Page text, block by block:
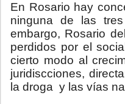
En Rosario hay
ninguna de las
embargo, Rosario
perdidos por el
cierto modo al
juridiscciones,
la droga y las vías